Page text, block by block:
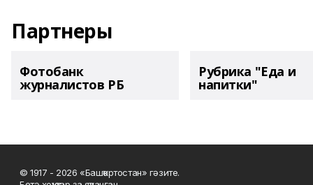
Партнеры
Фотобанк
журналистов РБ
Рубрика "Еда и
напитки"
© 1917 - 2026 «Башҡортостан» гәзите.